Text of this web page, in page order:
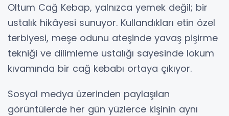
Oltum Cağ Kebap, yalnızca yemek değil; bir
ustalık hikâyesi sunuyor. Kullandıkları etin özel
terbiyesi, meşe odunu ateşinde yavaş pişirme
tekniği ve dilimleme ustalığı sayesinde lokum
kıvamında bir cağ kebabı ortaya çıkıyor.
Sosyal medya üzerinden paylaşılan
görüntülerde her gün yüzlerce kişinin aynı